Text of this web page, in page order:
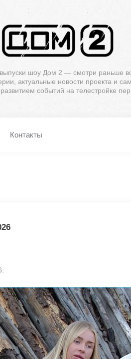
шоу Дом 2 — смотри раньше
актуальные новости проекта и
событий на телестройке
Контакты